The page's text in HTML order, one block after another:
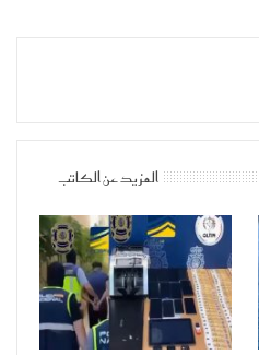
المزيد عن الكاتب